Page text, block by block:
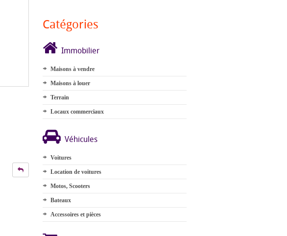
Catégories
Immobilier
Maisons à vendre
Maisons à louer
Terrain
Locaux commerciaux
Véhicules
Voitures
Location de voitures
Motos, Scooters
Bateaux
Accessoires et pièces